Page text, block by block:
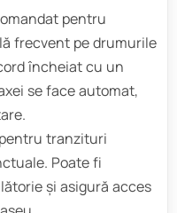
pentru
frecvent pe drumurile
încheiat cu un
se face automat,
tranzituri
Poate fi
și asigură acces